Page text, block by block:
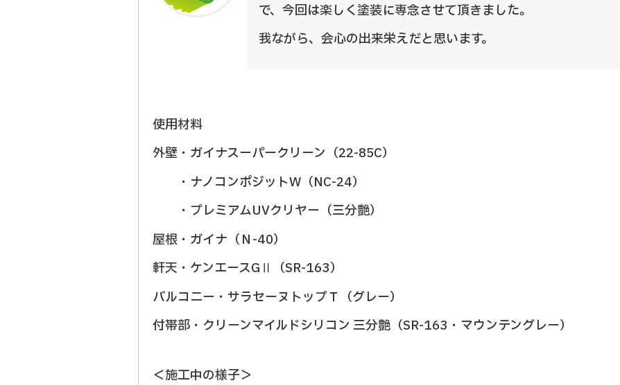
で、今回は楽しく塗装に専念させて頂きました。
我ながら、会心の出来栄えだと思います。
使用材料
外壁・ガイナスーパークリーン（22-85C）
・ナノコンポジットW（NC-24）
・プレミアムUVクリヤー（三分艶）
屋根・ガイナ（Ｎ-40）
軒天・ケンエースGⅡ（SR-163）
バルコニー・サラセーヌトップＴ（グレー）
付帯部・クリーンマイルドシリコン 三分艶（SR-163・マウンテングレー）
＜施工中の様子＞